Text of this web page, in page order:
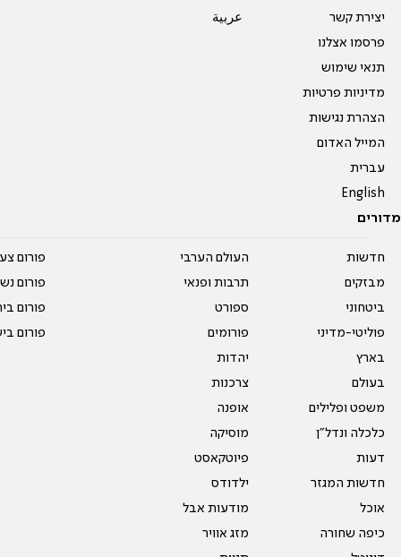
יצירת קשר
פרסמו אצלנו
תנאי שימוש
מדיניות פרטיות
הצהרת נגישות
המייל האדום
עברית
English
عربية
מדורים
חדשות
מבזקים
ביטחוני
פוליטי-מדיני
בארץ
בעולם
משפט ופלילים
כלכלה ונדל"ן
דעות
חדשות המגזר
אוכל
כיפה שחורה
העולם הערבי
תרבות ופנאי
ספורט
פורומים
יהדות
צרכנות
אופנה
מוסיקה
פיוטקאסט
ילדודס
מודעות אבל
מזג אוויר
פורום
פורום
פורום
פורום